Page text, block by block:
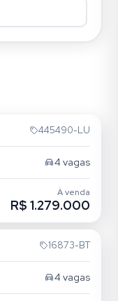
445490-LU
4 vagas
À venda
R$ 1.279.000
16873-BT
4 vagas